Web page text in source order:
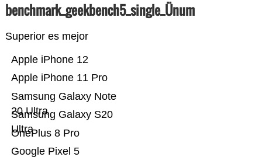
benchmark_geekbench5_single_Ünum
Superior es mejor
Google Pixel 5
OnePlus 8 Pro
Samsung Galaxy S20
Ultra
Samsung Galaxy Note
20 Ultra
Apple iPhone 11 Pro
Apple iPhone 12